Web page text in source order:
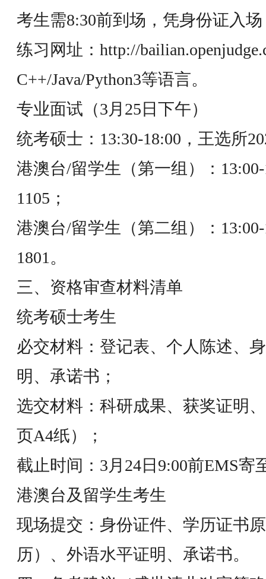
考生需8:30前到场，凭身份证入
练习网址： http://
C++/Java/Python3等语言。
专业面试（3月25日下午）
统考硕士：13:30-18:00，王选所
港澳台/留学生（第一组）：
1105；
港澳台/留学生（第二组）：
1801。
三、资格审查材料清单
统考硕士考生
必交材料：登记表、个人陈述、
明、承诺书；
选交材料：科研成果、获奖证明
页A4纸）；
截止时间：3月24日9:00前EMS寄
港澳台及留学生考生
现场提交：身份证件、学历证书
历）、外语水平证明、承诺书。